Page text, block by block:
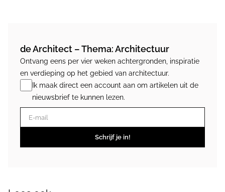
de Architect – Thema: Architectuur
Ontvang eens per vier weken achtergronden, inspiratie
en verdieping op het gebied van architectuur.
Ik maak direct een account aan om artikelen uit de
nieuwsbrief te kunnen lezen.
Schrijf je in!